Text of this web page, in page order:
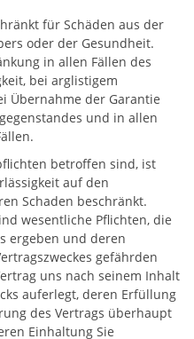
für Schäden aus der
oder der Gesundheit.
in allen Fällen des
bei arglistigem
Übernahme der Garantie
und in allen
betroffen sind, ist
auf den
Schaden beschränkt.
wesentliche Pflichten, die
ergeben und deren
gefährden
uns nach seinem Inhalt
auferlegt, deren Erfüllung
des Vertrags überhaupt
Einhaltung Sie